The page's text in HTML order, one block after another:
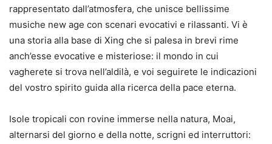
rappresentato dall’atmosfera, che unisce bellissime
musiche new age con scenari evocativi e rilassanti. Vi è
una storia alla base di Xing che si palesa in brevi rime
anch’esse evocative e misteriose: il mondo in cui
vagherete si trova nell’aldilà, e voi seguirete le indicazioni
del vostro spirito guida alla ricerca della pace eterna.
Isole tropicali con rovine immerse nella natura, Moai,
alternarsi del giorno e della notte, scrigni ed interruttori: